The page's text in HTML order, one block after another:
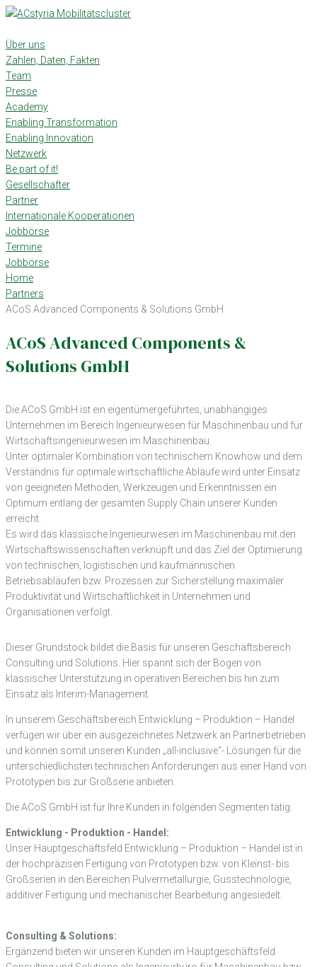
Skip
content
Über uns
Zahlen, Daten, Fakten
Team
Presse
Academy
Enabling Transformation
Enabling Innovation
Netzwerk
Be part of it!
Gesellschafter
Partner
Internationale Kooperationen
Jobbörse
Termine
Jobbörse
Home
Partners
ACoS Advanced Components & Solutions GmbH
ACoS Advanced Components &
Solutions GmbH
Die ACoS GmbH ist ein eigentümergeführtes, unabhängiges
Unternehmen im Bereich Ingenieurwesen für Maschinenbau und für
Wirtschaftsingenieurwesen im Maschinenbau.
Unter optimaler Kombination von technischem Knowhow und dem
Verständnis für optimale wirtschaftliche Abläufe wird unter Einsatz
von geeigneten Methoden, Werkzeugen und Erkenntnissen ein
Optimum entlang der gesamten Supply Chain unserer Kunden
erreicht.
Es wird das klassische Ingenieurwesen im Maschinenbau mit den
Wirtschaftswissenschaften verknüpft und das Ziel der Optimierung
von technischen, logistischen und kaufmännischen
Betriebsabläufen bzw. Prozessen zur Sicherstellung maximaler
Produktivität und Wirtschaftlichkeit in Unternehmen und
Organisationen verfolgt.
Dieser Grundstock bildet die Basis für unseren Geschäftsbereich
Consulting und Solutions. Hier spannt sich der Bogen von
klassischer Unterstützung in operativen Bereichen bis hin zum
Einsatz als Interim-Management.
In unserem Geschäftsbereich Entwicklung – Produktion – Handel
verfügen wir über ein ausgezeichnetes Netzwerk an Partnerbetrieben
und können somit unseren Kunden „all-inclusive“- Lösungen für die
unterschiedlichsten technischen Anforderungen aus einer Hand von
Prototypen bis zur Großserie anbieten.
Die ACoS GmbH ist für Ihre Kunden in folgenden Segmenten tätig:
Entwicklung - Produktion - Handel:
Unser Hauptgeschäftsfeld Entwicklung – Produktion – Handel ist in
der hochpräzisen Fertigung von Prototypen bzw. von Kleinst- bis
Großserien in den Bereichen Pulvermetallurgie, Gusstechnologie,
additiver Fertigung und mechanischer Bearbeitung angesiedelt.
Consulting & Solutions:
Ergänzend bieten wir unseren Kunden im Hauptgeschäftsfeld